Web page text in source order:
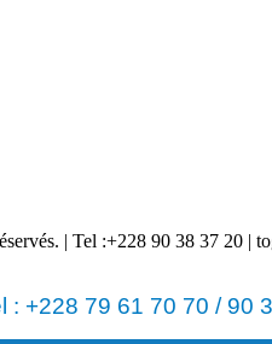
| Tel :+228 90 38 37 20 |
+228 79 61 70 70 / 90